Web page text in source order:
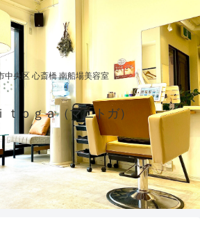
中央区 心斎橋 南船場美容室
ｔｏｇａ（マニトガ）